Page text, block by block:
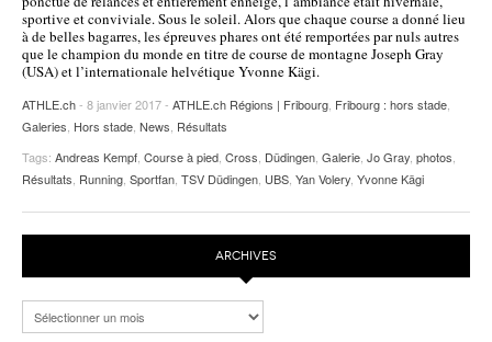
sportive et conviviale. Sous le soleil. Alors que chaque course a donné lieu
à de belles bagarres, les épreuves phares ont été remportées par nuls autres
que le champion du monde en titre de course de montagne Joseph Gray
(USA) et l’internationale helvétique Yvonne Kägi.
ATHLE.ch- 8 janvier 2017 - ATHLE.ch Régions | Fribourg Fribourg : hors stade
Galeries Hors stade News Résultats
Tags: Andreas Kempf Course à pied Cross Düdingen Galerie Jo Gray photos
Résultats Running Sportfan TSV Düdingen UBS Yan Volery Yvonne Kägi
ARCHIVES
Archives